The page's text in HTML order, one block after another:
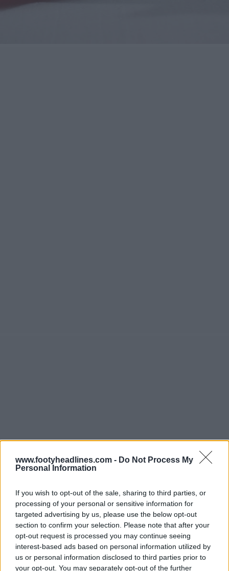
www.footyheadlines.com - Do Not Process My
Personal Information
If you wish to opt-out of the sale, sharing to third parties, or
processing of your personal or sensitive information for
targeted advertising by us, please use the below opt-out
section to confirm your selection. Please note that after your
opt-out request is processed you may continue seeing
interest-based ads based on personal information utilized by
us or personal information disclosed to third parties prior to
your opt-out. You may separately opt-out of the further